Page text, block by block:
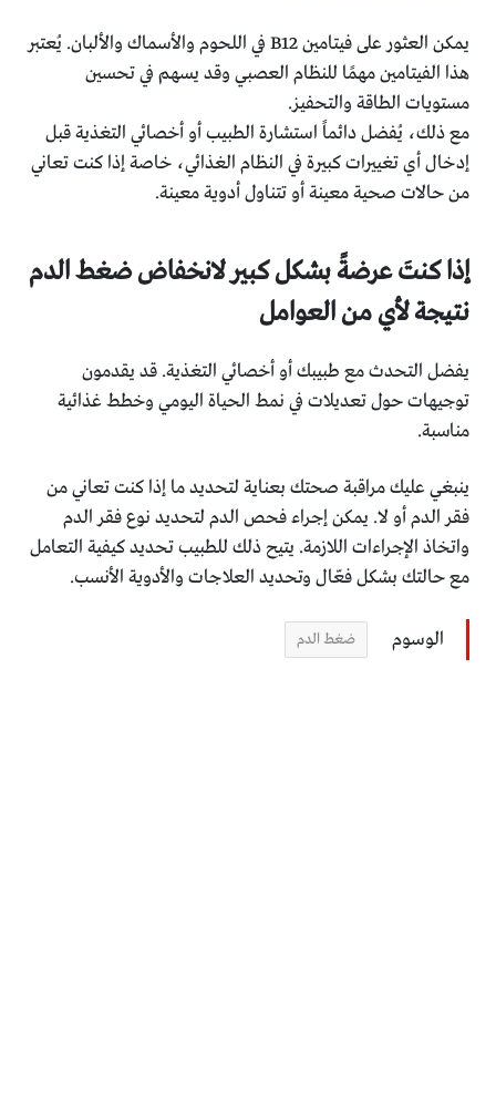
يمكن العثور على فيتامين B12 في اللحوم والأسماك والألبان. يُعتبر
هذا الفيتامين مهمًا للنظام العصبي وقد يسهم في تحسين
مستويات الطاقة والتحفيز.
مع ذلك، يُفضل دائماً استشارة الطبيب أو أخصائي التغذية قبل
إدخال أي تغييرات كبيرة في النظام الغذائي، خاصة إذا كنت تعاني
من حالات صحية معينة أو تتناول أدوية معينة.
إذا كنتَ عرضةً بشكل كبير لانخفاض ضغط الدم
نتيجة لأي من العوامل
يفضل التحدث مع طبيبك أو أخصائي التغذية. قد يقدمون
توجيهات حول تعديلات في نمط الحياة اليومي وخطط غذائية
مناسبة.
ينبغي عليك مراقبة صحتك بعناية لتحديد ما إذا كنت تعاني من
فقر الدم أو لا. يمكن إجراء فحص الدم لتحديد نوع فقر الدم
واتخاذ الإجراءات اللازمة. يتيح ذلك للطبيب تحديد كيفية التعامل
مع حالتك بشكل فعّال وتحديد العلاجات والأدوية الأنسب.
الوسوم ضغط الدم